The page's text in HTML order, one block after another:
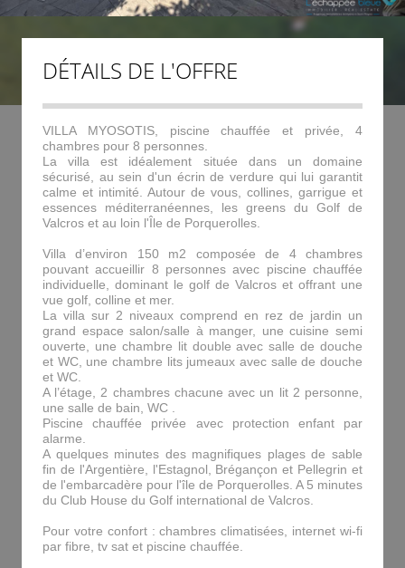
DÉTAILS DE L'OFFRE
VILLA MYOSOTIS, piscine chauffée et privée, 4
chambres pour 8 personnes.
La villa est idéalement située dans un domaine
sécurisé, au sein d'un écrin de verdure qui lui garantit
calme et intimité. Autour de vous, collines, garrigue et
essences méditerranéennes, les greens du Golf de
Valcros et au loin l'Île de Porquerolles.
Villa d’environ 150 m2 composée de 4 chambres
pouvant accueillir 8 personnes avec piscine chauffée
individuelle, dominant le golf de Valcros et offrant une
vue golf, colline et mer.
La villa sur 2 niveaux comprend en rez de jardin un
grand espace salon/salle à manger, une cuisine semi
ouverte, une chambre lit double avec salle de douche
et WC, une chambre lits jumeaux avec salle de douche
et WC.
A l’étage, 2 chambres chacune avec un lit 2 personne,
une salle de bain, WC .
Piscine chauffée privée avec protection enfant par
alarme.
A quelques minutes des magnifiques plages de sable
fin de l'Argentière, l'Estagnol, Brégançon et Pellegrin et
de l'embarcadère pour l'île de Porquerolles. A 5 minutes
du Club House du Golf international de Valcros.
Pour votre confort : chambres climatisées, internet wi-fi
par fibre, tv sat et piscine chauffée.